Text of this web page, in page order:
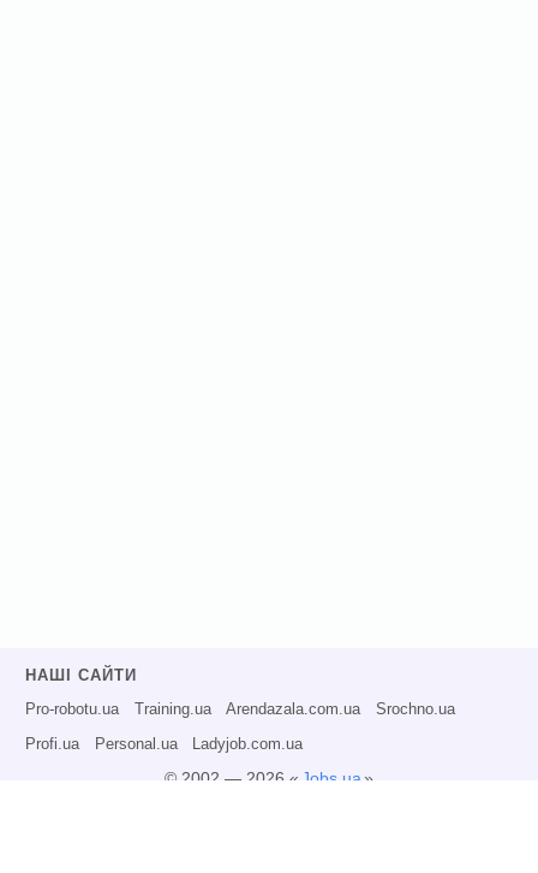
НАШІ САЙТИ
Pro-robotu.ua Training.ua Arendazala.com.ua Srochno.ua
Profi.ua Personal.ua Ladyjob.com.ua
© 2002 — 2026 « Jobs.ua»